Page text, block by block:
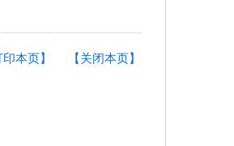
【关闭本页】
印本页】